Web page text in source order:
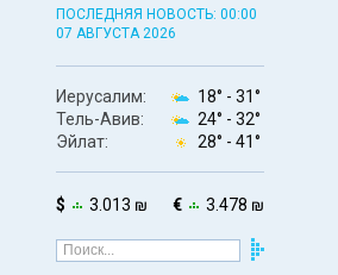
ПОСЛЕДНЯЯ НОВОСТЬ: 00:00
07 АВГУСТА 2026
Иерусалим: 18° - 31°
Тель-Авив:
24° - 32°
Эйлат:
28° - 41°
$ 3.013 ₪ € 3.478 ₪